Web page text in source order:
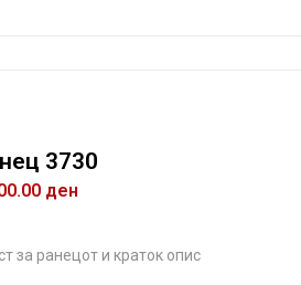
3730
ден
за ранецот и краток опис